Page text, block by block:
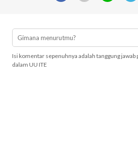
Isi komentar sepenuhnya adalah tanggung jawab
dalam UU ITE